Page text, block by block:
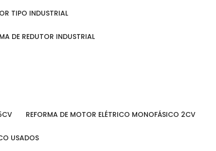
TIPO INDUSTRIAL
DE REDUTOR INDUSTRIAL
REFORMA DE MOTOR ELÉTRICO MONOFÁSICO 2CV
USADOS